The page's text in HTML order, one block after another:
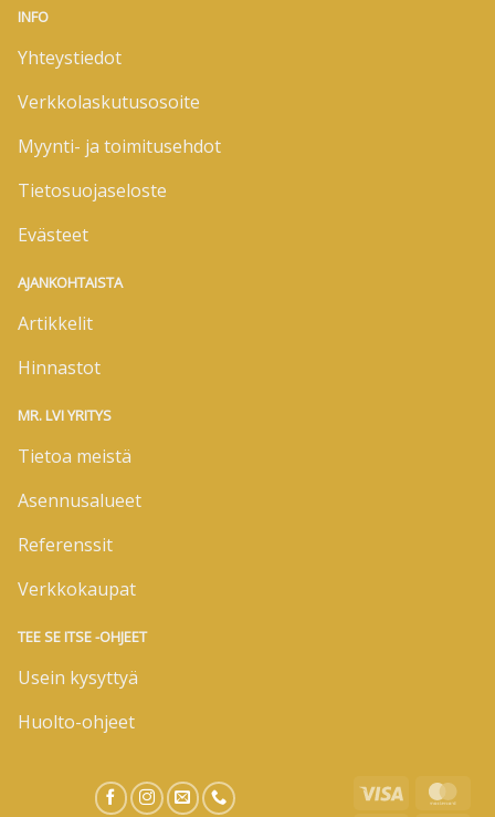
INFO
Yhteystiedot
Verkkolaskutusosoite
Myynti- ja toimitusehdot
Tietosuojaseloste
Evästeet
AJANKOHTAISTA
Artikkelit
Hinnastot
MR. LVI YRITYS
Tietoa meistä
Asennusalueet
Referenssit
Verkkokaupat
TEE SE ITSE -OHJEET
Usein kysyttyä
Huolto-ohjeet
Visa